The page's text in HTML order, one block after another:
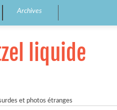
Archives
liquide
et photos étranges